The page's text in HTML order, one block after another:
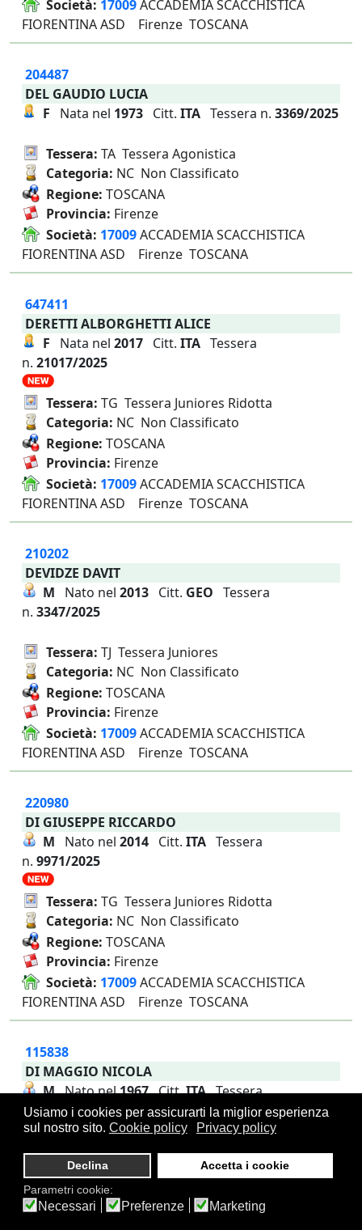
Usiamo i cookies per assicurarti la miglior esperienza
sul nostro sito. Cookie policy Privacy policy
Declina
Accetta i cookie
Parametri cookie:
Necessari Preferenze Marketing
Società: 17009ACCADEMIA SCACCHISTICA
FIORENTINA ASD Firenze TOSCANA
204487
DEL GAUDIO LUCIA
F Nata nel 1973 Citt. ITA Tessera n. 3369/2025
Tessera: TA Tessera Agonistica
Categoria: NC Non Classificato
Regione: TOSCANA
Provincia: Firenze
Società: 17009ACCADEMIA SCACCHISTICA
FIORENTINA ASD Firenze TOSCANA
647411
DERETTI ALBORGHETTI ALICE
F Nata nel 2017 Citt. ITA Tessera
n. 21017/2025
Tessera: TG Tessera Juniores Ridotta
Categoria: NC Non Classificato
Regione: TOSCANA
Provincia: Firenze
Società: 17009ACCADEMIA SCACCHISTICA
FIORENTINA ASD Firenze TOSCANA
210202
DEVIDZE DAVIT
M Nato nel 2013 Citt. GEO Tessera
n. 3347/2025
Tessera: TJ Tessera Juniores
Categoria: NC Non Classificato
Regione: TOSCANA
Provincia: Firenze
Società: 17009ACCADEMIA SCACCHISTICA
FIORENTINA ASD Firenze TOSCANA
220980
DI GIUSEPPE RICCARDO
M Nato nel 2014 Citt. ITA Tessera
n. 9971/2025
Tessera: TG Tessera Juniores Ridotta
Categoria: NC Non Classificato
Regione: TOSCANA
Provincia: Firenze
Società: 17009ACCADEMIA SCACCHISTICA
FIORENTINA ASD Firenze TOSCANA
115838
DI MAGGIO NICOLA
MNato nel1967Citt.ITATessera
n.3370/2025
Tessera:TA Tessera Agonistica
Categoria:
2N Seconda Nazionale
Regione:TOSCANA
Provincia:Firenze